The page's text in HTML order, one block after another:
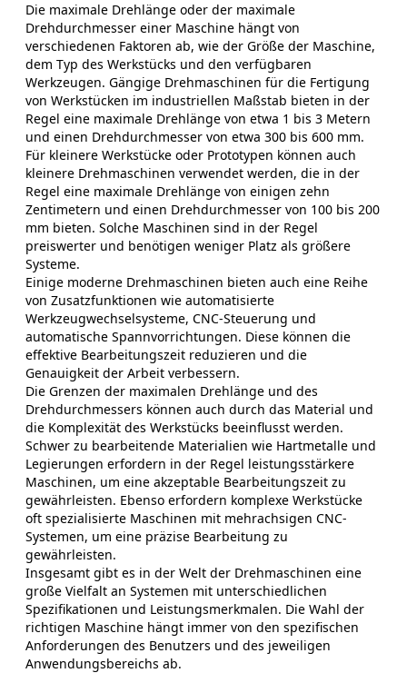
Die maximale Drehlänge oder der maximale
Drehdurchmesser einer Maschine hängt von
verschiedenen Faktoren ab, wie der Größe der Maschine,
dem Typ des Werkstücks und den verfügbaren
Werkzeugen. Gängige Drehmaschinen für die Fertigung
von Werkstücken im industriellen Maßstab bieten in der
Regel eine maximale Drehlänge von etwa 1 bis 3 Metern
und einen Drehdurchmesser von etwa 300 bis 600 mm.
Für kleinere Werkstücke oder Prototypen können auch
kleinere Drehmaschinen verwendet werden, die in der
Regel eine maximale Drehlänge von einigen zehn
Zentimetern und einen Drehdurchmesser von 100 bis 200
mm bieten. Solche Maschinen sind in der Regel
preiswerter und benötigen weniger Platz als größere
Systeme.
Einige moderne Drehmaschinen bieten auch eine Reihe
von Zusatzfunktionen wie automatisierte
Werkzeugwechselsysteme, CNC-Steuerung und
automatische Spannvorrichtungen. Diese können die
effektive Bearbeitungszeit reduzieren und die
Genauigkeit der Arbeit verbessern.
Die Grenzen der maximalen Drehlänge und des
Drehdurchmessers können auch durch das Material und
die Komplexität des Werkstücks beeinflusst werden.
Schwer zu bearbeitende Materialien wie Hartmetalle und
Legierungen erfordern in der Regel leistungsstärkere
Maschinen, um eine akzeptable Bearbeitungszeit zu
gewährleisten. Ebenso erfordern komplexe Werkstücke
oft spezialisierte Maschinen mit mehrachsigen CNC-
Systemen, um eine präzise Bearbeitung zu
gewährleisten.
Insgesamt gibt es in der Welt der Drehmaschinen eine
große Vielfalt an Systemen mit unterschiedlichen
Spezifikationen und Leistungsmerkmalen. Die Wahl der
richtigen Maschine hängt immer von den spezifischen
Anforderungen des Benutzers und des jeweiligen
Anwendungsbereichs ab.